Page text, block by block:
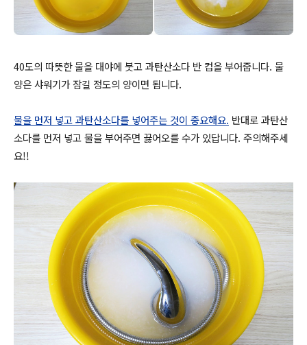
40도의 따뜻한 물을 대야에 붓고 과탄산소다 반 컵을 부어줍니다. 물
양은 샤워기가 잠길 정도의 양이면 됩니다.
물을 먼저 넣고 과탄산소다를 넣어주는 것이 중요해요. 반대로 과탄산
소다를 먼저 넣고 물을 부어주면 끓어오를 수가 있답니다. 주의해주세
요!!